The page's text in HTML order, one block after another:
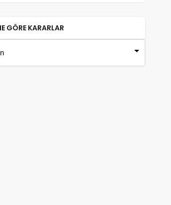
GÖRE KARARLAR